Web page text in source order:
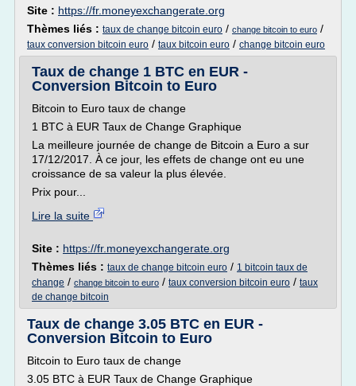
Site : https://fr.moneyexchangerate.org
Thèmes liés : taux de change bitcoin euro / change bitcoin to euro /
taux conversion bitcoin euro / taux bitcoin euro / change bitcoin euro
Taux de change 1 BTC en EUR -
Conversion Bitcoin to Euro
Bitcoin to Euro taux de change
1 BTC à EUR Taux de Change Graphique
La meilleure journée de change de Bitcoin a Euro a sur
17/12/2017. À ce jour, les effets de change ont eu une
croissance de sa valeur la plus élevée.
Prix pour...
Lire la suite
Site : https://fr.moneyexchangerate.org
Thèmes liés : taux de change bitcoin euro / 1 bitcoin taux de
change / change bitcoin to euro / taux conversion bitcoin euro / taux
de change bitcoin
Taux de change 3.05 BTC en EUR -
Conversion Bitcoin to Euro
Bitcoin to Euro taux de change
3.05 BTC à EUR Taux de Change Graphique